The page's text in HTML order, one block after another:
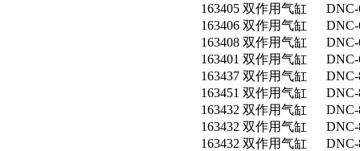
163405 双作用气缸 DNC-
163406 双作用气缸 DNC-
163408 双作用气缸 DNC-
163401 双作用气缸 DNC-
163437 双作用气缸 DNC-
163451 双作用气缸 DNC-
163432 双作用气缸 DNC-
163432 双作用气缸 DNC-
163432 双作用气缸 DNC-